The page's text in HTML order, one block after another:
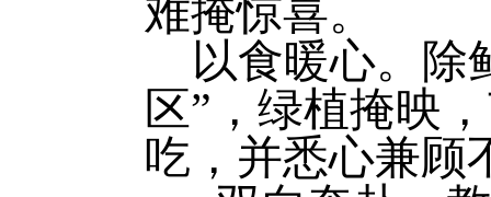
难掩惊喜。
以食暖心。
除
区”，绿植掩映
吃， 并悉心兼顾